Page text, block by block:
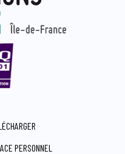
PERSONNEL